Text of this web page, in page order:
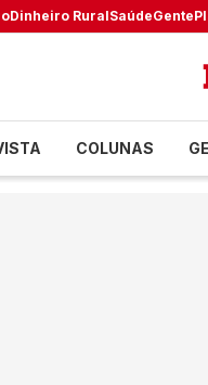
Dinheiro RuralSaúdeGente
COLUNAS